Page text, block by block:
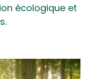
écologique et